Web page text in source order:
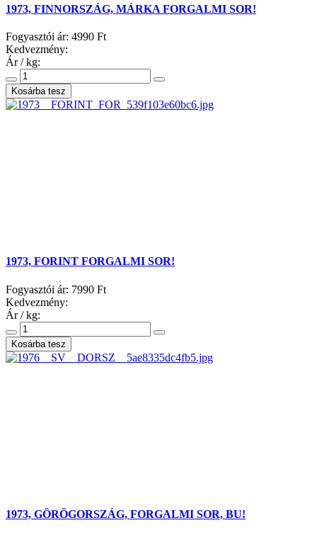
1973, FINNORSZÁG, MÁRKA FORGALMI SOR!
Fogyasztói ár: 4990 Ft
Kedvezmény:
Ár / kg:
1973, FORINT FORGALMI SOR!
Fogyasztói ár: 7990 Ft
Kedvezmény:
Ár / kg:
1973, GÖRÖGORSZÁG, FORGALMI SOR, BU!